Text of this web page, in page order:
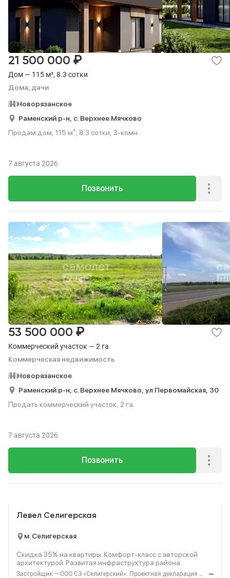
Дом — 115 м², 8.3 сотки
Дома, дачи
21 500 000 ₽
Новорязанское
Раменский р-н, с. Верхнее Мячково
Продам дом, 115 м², 8.3 сотки, 3-комн..
Позвонить
7 августа 2026
Коммерческий участок — 2 га
Коммерческая недвижимость
53 500 000 ₽
Новорязанское
Раменский р-н, с. Верхнее Мячково, ул Первомайская, 30
Продать коммерческий участок, 2 га.
Позвонить
7 августа 2026
Левел Селигерская
м. Селигерская
Скидка 35% на квартиры. Комфорт‑класс с авторской
архитектурой. Развитая инфраструктура района.
Застройщик — ООО СЗ «Селигерский». Проектная декларация — наш.дом.рф. Акция до 28.02.26. Не оферта. Подробности — Level.ru